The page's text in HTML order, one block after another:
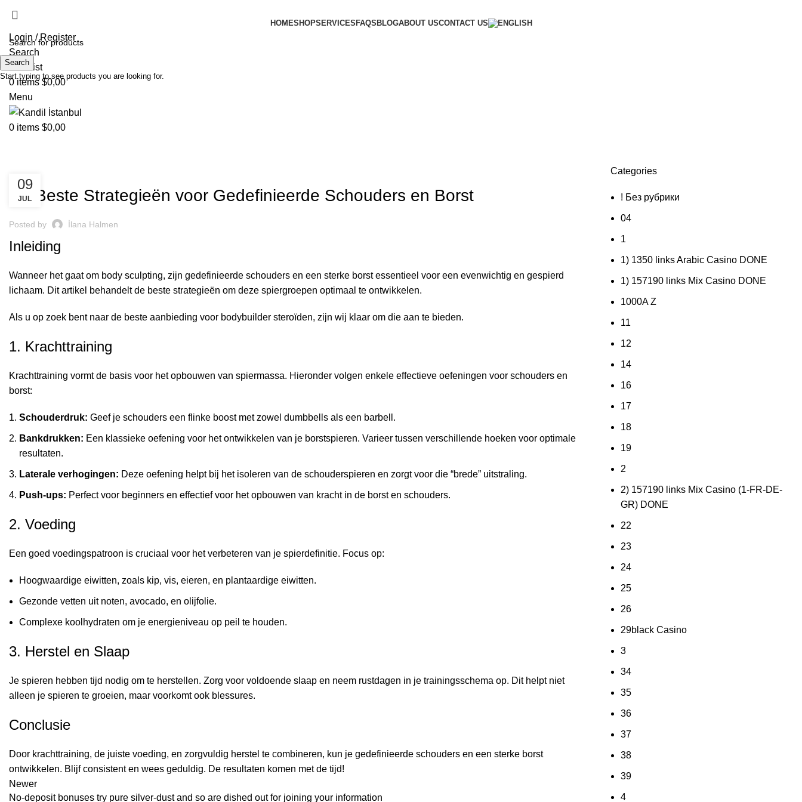
HOMESHOPSERVICES FAQS BLOGABOUT USCONTACT US
Login / Register
Search
Wishlist
0items $0,00
Menu
0 items $0,00
De Beste Strategieën voor Gedefinieerde Schouders en Borst
Posted by İlana Halmen
09
JUL
Inleiding
Wanneer het gaat om body sculpting, zijn gedefinieerde schouders en een sterke borst essentieel voor een evenwichtig en gespierd
lichaam. Dit artikel behandelt de beste strategieën om deze spiergroepen optimaal te ontwikkelen.
Als u op zoek bent naar de beste aanbieding voor bodybuilder steroïden, zijn wij klaar om die aan te bieden.
1. Krachttraining
Krachttraining vormt de basis voor het opbouwen van spiermassa. Hieronder volgen enkele effectieve oefeningen voor schouders en
borst:
Schouderdruk: Geef je schouders een flinke boost met zowel dumbbells als een barbell.
Bankdrukken: Een klassieke oefening voor het ontwikkelen van je borstspieren. Varieer tussen verschillende hoeken voor optimale
resultaten.
Laterale verhogingen: Deze oefening helpt bij het isoleren van de schouderspieren en zorgt voor die “brede” uitstraling.
Push-ups: Perfect voor beginners en effectief voor het opbouwen van kracht in de borst en schouders.
2. Voeding
Een goed voedingspatroon is cruciaal voor het verbeteren van je spierdefinitie. Focus op:
Hoogwaardige eiwitten, zoals kip, vis, eieren, en plantaardige eiwitten.
Gezonde vetten uit noten, avocadо, en olijfolie.
Complexe koolhydraten om je energieniveau op peil te houden.
3. Herstel en Slaap
Je spieren hebben tijd nodig om te herstellen. Zorg voor voldoende slaap en neem rustdagen in je trainingsschema op. Dit helpt niet
alleen je spieren te groeien, maar voorkomt ook blessures.
Conclusie
Door krachttraining, de juiste voeding, en zorgvuldig herstel te combineren, kun je gedefinieerde schouders en een sterke borst
ontwikkelen. Blijf consistent en wees geduldig. De resultaten komen met de tijd!
Newer
No-deposit bonuses try pure silver-dust and so are dished out for joining your information
Categories
! Без рубрики
04
1
1) 1350 links Arabic Casino DONE
1) 157190 links Mix Casino DONE
1000A Z
11
12
14
16
17
18
19
2
2) 157190 links Mix Casino (1-FR-DE-
GR) DONE
22
23
24
25
26
29black Casino
3
34
35
36
37
38
39
4
Search
Start typing to see products you are looking for.